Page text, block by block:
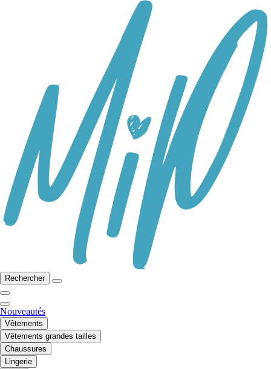
Rechercher
Nouveautés
Vêtements
Vêtements grandes tailles
Chaussures
Lingerie